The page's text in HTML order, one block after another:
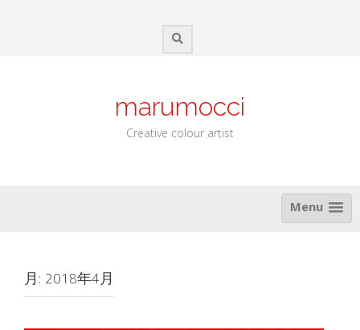
marumocci
Creative colour artist
Menu
月: 2018年4月